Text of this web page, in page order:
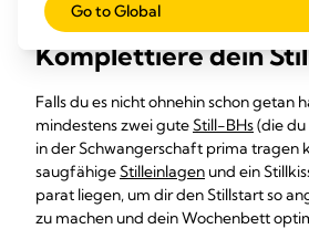
7. Wochenbett-Tipp:
Komplettiere dein
Falls du es nicht ohnehin schon getan
mindestens zwei guteStill-BHs(die du
in der Schwangerschaft prima tragen
saugfähigeStilleinlagen und ein
parat liegen, um dir den Stillstart so
zu machen und dein Wochenbett
Go to Global